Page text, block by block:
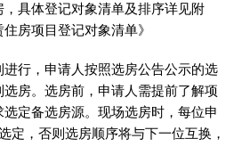
具体登记对象清单及排序详见附
房项目登记对象清单》
进行，申请人按照选房公告公示的选
房。选房前，申请人需提前了解项
定备选房源。现场选房时，每位申
定，否则选房顺序将与下一位互换，